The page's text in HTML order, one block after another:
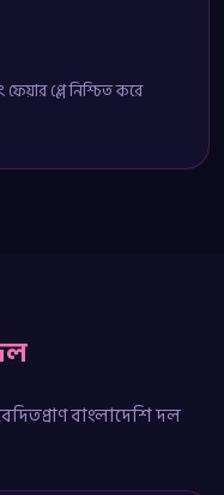
প্লে নিশ্চিত করে
বাংলাদেশি দল